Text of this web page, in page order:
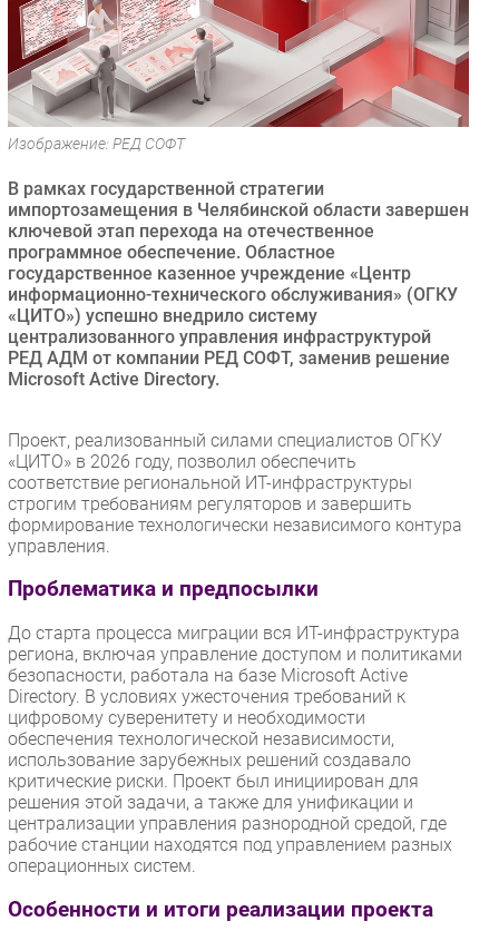
CIO/Управление ИТ
Гаджеты
Здоровье
РАЗДЕЛЫ
Новости
Аналитика
Интервью
Мероприятия
Проекты
IT класс
Изображение: РЕД СОФТ
В рамках государственной стратегии
импортозамещения в Челябинской области завершен
ключевой этап перехода на отечественное
программное обеспечение. Областное
государственное казенное учреждение «Центр
информационно-технического обслуживания» (ОГКУ
«ЦИТО») успешно внедрило систему
централизованного управления инфраструктурой
РЕД АДМ от компании РЕД СОФТ, заменив решение
Microsoft Active Directory.
Проект, реализованный силами специалистов ОГКУ
«ЦИТО» в 2026 году, позволил обеспечить
соответствие региональной ИТ-инфраструктуры
строгим требованиям регуляторов и завершить
формирование технологически независимого контура
управления.
Проблематика и предпосылки
До старта процесса миграции вся ИТ-инфраструктура
региона, включая управление доступом и политиками
безопасности, работала на базе Microsoft Active
Directory. В условиях ужесточения требований к
цифровому суверенитету и необходимости
обеспечения технологической независимости,
использование зарубежных решений создавало
критические риски. Проект был инициирован для
решения этой задачи, а также для унификации и
централизации управления разнородной средой, где
рабочие станции находятся под управлением разных
операционных систем.
Особенности и итоги реализации проекта